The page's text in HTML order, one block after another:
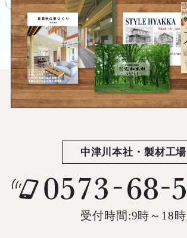
中津川本社・製材工場
受付時間:9時～18時